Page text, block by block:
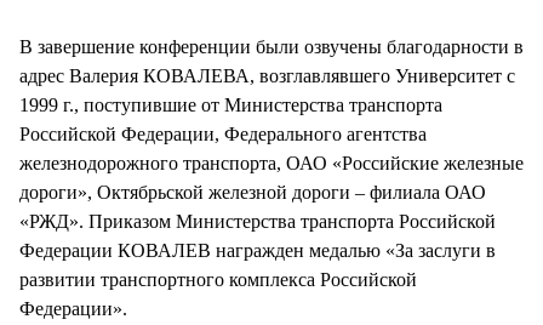
В завершение конференции были озвучены благодарности в
адрес Валерия КОВАЛЕВА, возглавлявшего Университет с
1999 г., поступившие от Министерства транспорта
Российской Федерации, Федерального агентства
железнодорожного транспорта, ОАО «Российские железные
дороги», Октябрьской железной дороги – филиала ОАО
«РЖД». Приказом Министерства транспорта Российской
Федерации КОВАЛЕВ награжден медалью «За заслуги в
развитии транспортного комплекса Российской
Федерации».